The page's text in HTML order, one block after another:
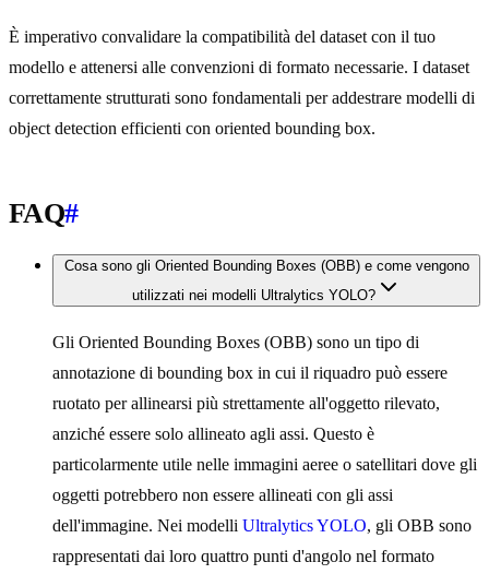
È imperativo convalidare la compatibilità del dataset con il tuo
modello e attenersi alle convenzioni di formato necessarie. I dataset
correttamente strutturati sono fondamentali per addestrare modelli di
object detection efficienti con oriented bounding box.
FAQ#
Cosa sono gli Oriented Bounding Boxes (OBB) e come vengono
utilizzati nei modelli Ultralytics YOLO?
Gli Oriented Bounding Boxes (OBB) sono un tipo di
annotazione di bounding box in cui il riquadro può essere
ruotato per allinearsi più strettamente all'oggetto rilevato,
anziché essere solo allineato agli assi. Questo è
particolarmente utile nelle immagini aeree o satellitari dove gli
oggetti potrebbero non essere allineati con gli assi
dell'immagine. Nei modelli Ultralytics YOLO, gli OBB sono
rappresentati dai loro quattro punti d'angolo nel formato